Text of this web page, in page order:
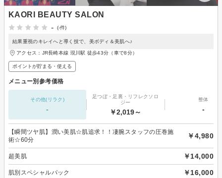
KAORI BEAUTY SALON
-
(-件)
結果重視のキレイへと導く技で、美ボディ＆美肌へ♪
アクセス：JR長崎本線 現川駅 徒歩43分（車で8分）
ポイントが貯まる・使える
メニュー別参考価格
その他(リラク)
-
足つぼ・足裏・リフレクソロ
ジー
￥2,019～
整体
-
【瞬間ツヤ肌】潤い美肌☆肌追求！！凄腕スタッフの圧巻施
術☆60分
￥4,980
超美肌 ￥14,000
肌別スペシャルパック ￥16,000